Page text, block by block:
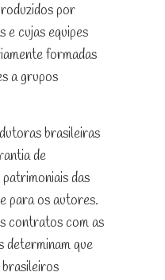
por
e cujas equipes
formadas
a grupos
brasileiras
de
das
para os autores.
contratos com as
determinam que